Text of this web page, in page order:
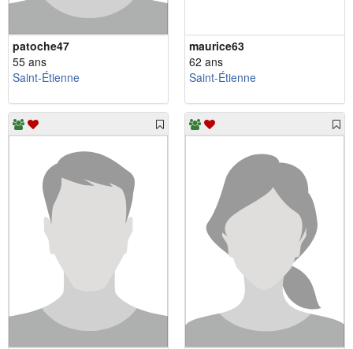
patoche47
55 ans
Saint-Étienne
maurice63
62 ans
Saint-Étienne